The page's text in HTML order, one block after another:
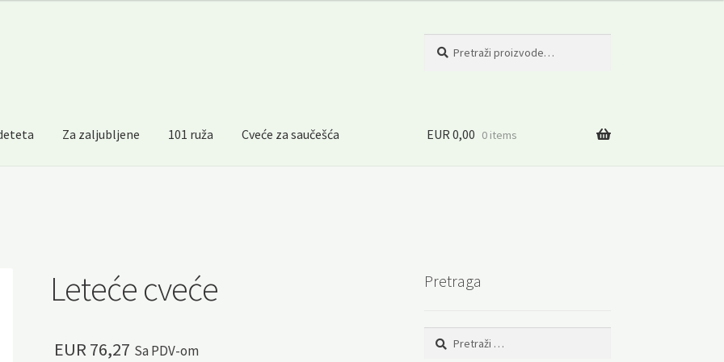
Za zaljubljene 101 ruža Cveće za saučešća EUR 0,00 0 items
Leteće cveće
EUR 76,27 Sa PDV-om
Pretraga
Pretraga: